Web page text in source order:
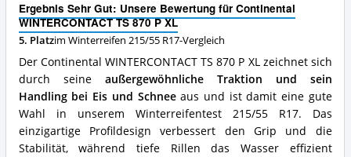
Ergebnis Sehr Gut: Unsere Bewertung für Continental
WINTERCONTACT TS 870 P XL
5. Platzim Winterreifen 215/55 R17-Vergleich
Der Continental WINTERCONTACT TS 870 P XL zeichnet sich
durch seine außergewöhnliche Traktion und sein
Handling bei Eis und Schneeaus und ist damit eine gute
Wahl in unserem Winterreifentest 215/55 R17. Das
einzigartige Profildesign verbessert den Grip und die
Stabilität, während tiefe Rillen das Wasser effizient
P
XL
Vorteile:
Was
spricht
für
Winterreifen
215/55
R17?